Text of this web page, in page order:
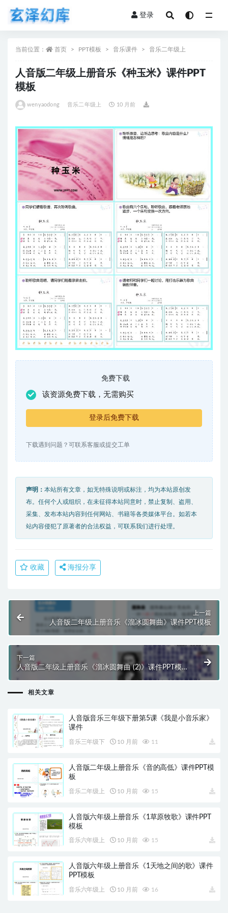
登录
当前位置： 首页 PPT模板 音乐课件 音乐二年级上
人音版二年级上册音乐《种玉米》课件PPT
模板
wenyaodong 音乐二年级上 10 月前
免费下载
该资源免费下载，无需购买
登录后免费下载
下载遇到问题？可联系客服或提交工单
声明： 本站所有文章，如无特殊说明或标注，均为本站原创发
布。任何个人或组织，在未征得本站同意时，禁止复制、盗用、
采集、发布本站内容到任何网站、书籍等各类媒体平台。如若本
站内容侵犯了原著者的合法权益，可联系我们进行处理。
收藏 海报分享
上一篇
人音版二年级上册音乐《溜冰圆舞曲》课件PPT模板
下一篇
人音版二年级上册音乐《溜冰圆舞曲 (2)》课件PPT模
相关文章
人音版音乐三年级下册第5课《我是小音乐家》
课件
音乐三年级下 10 月前 11
人音版二年级上册音乐《音的高低》课件PPT模
板
音乐二年级上 10 月前 15
人音版六年级上册音乐《1草原牧歌》课件PPT
模板
音乐六年级上 10 月前 15
人音版六年级上册音乐《1天地之间的歌》课件
PPT模板
音乐六年级上 10 月前 16